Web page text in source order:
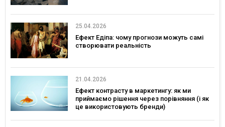
25.04.2026
Ефект Едіпа: чому прогнози можуть самі
створювати реальність
21.04.2026
Ефект контрасту в маркетингу: як ми
приймаємо рішення через порівняння (і як
це використовують бренди)